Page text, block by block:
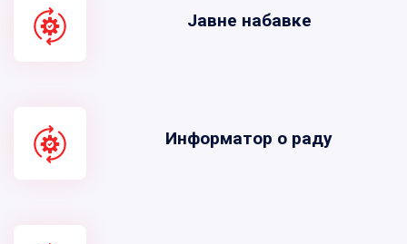
Јавне набавке
Информатор о раду